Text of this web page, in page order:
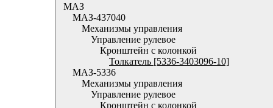
МАЗ
МАЗ-437040
Механизмы управления
Управление рулевое
Кронштейн с колонкой
Толкатель [5336-3403096-10]
МАЗ-5336
Механизмы управления
Управление рулевое
Кронштейн с колонкой